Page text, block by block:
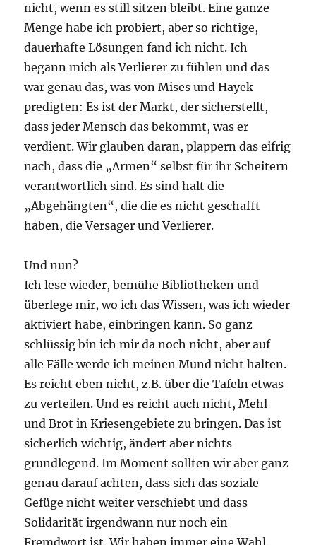
nicht, wenn es still sitzen bleibt. Eine ganze
Menge habe ich probiert, aber so richtige,
dauerhafte Lösungen fand ich nicht. Ich
begann mich als Verlierer zu fühlen und das
war genau das, was von Mises und Hayek
predigten: Es ist der Markt, der sicherstellt,
dass jeder Mensch das bekommt, was er
verdient. Wir glauben daran, plappern das eifrig
nach, dass die „Armen“ selbst für ihr Scheitern
verantwortlich sind. Es sind halt die
„Abgehängten“, die die es nicht geschafft
haben, die Versager und Verlierer.
Und nun?
Ich lese wieder, bemühe Bibliotheken und
überlege mir, wo ich das Wissen, was ich wieder
aktiviert habe, einbringen kann. So ganz
schlüssig bin ich mir da noch nicht, aber auf
alle Fälle werde ich meinen Mund nicht halten.
Es reicht eben nicht, z.B. über die Tafeln etwas
zu verteilen. Und es reicht auch nicht, Mehl
und Brot in Kriesengebiete zu bringen. Das ist
sicherlich wichtig, ändert aber nichts
grundlegend. Im Moment sollten wir aber ganz
genau darauf achten, dass sich das soziale
Gefüge nicht weiter verschiebt und dass
Solidarität irgendwann nur noch ein